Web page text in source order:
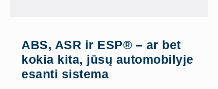
ABS, ASR ir ESP® – ar bet
kokia kita, jūsų automobilyje
esanti sistema